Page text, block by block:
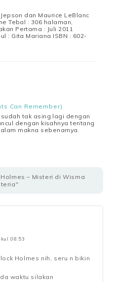
dan Maurice LeBlanc
Tebal : 306 halaman,
Pertama : Juli 2011
: Gita Mariana ISBN : 602-
Can Remember)
tak asing lagi dengan
dengan kisahnya tentang
makna sebenarnya.
– Misteri di Wisma
08.53
Holmes nih, seru n bikin
waktu silakan